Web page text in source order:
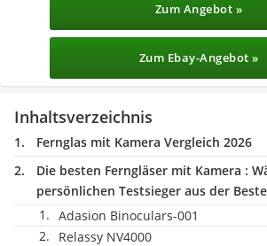
Zum Angebot »
Zum Ebay-Angebot »
Inhaltsverzeichnis
Fernglas mit Kamera Vergleich 2026
Die besten Ferngläser mit Kamera :
persönlichen Testsieger aus der
Adasion Binoculars-001
Relassy NV4000